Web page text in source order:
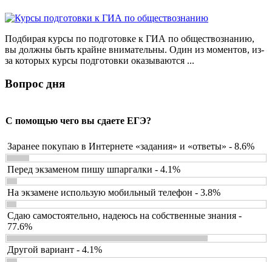
Подбирая курсы по подготовке к ГИА по обществознанию,
вы должны быть крайне внимательны. Один из моментов, из-
за которых курсы подготовки оказываются ...
Вопрос дня
С помощью чего вы сдаете ЕГЭ?
Заранее покупаю в Интернете «задания» и «ответы» - 8.6%
Перед экзаменом пишу шпаргалки - 4.1%
На экзамене использую мобильный телефон - 3.8%
Сдаю самостоятельно, надеюсь на собственные знания -
77.6%
Другой вариант - 4.1%